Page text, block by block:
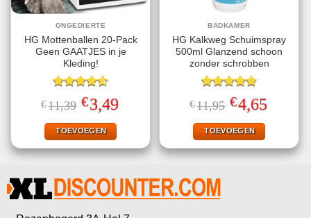
ONGEDIERTE
HG Mottenballen 20-Pack
Geen GAATJES in je
Kleding!
Gewaardeerd
4.63uit 5
€11,39 Oorspronkelijke
prijs
was:
€11,39.
€3,49Huidige
prijs
TOEVOEGEN
BADKAMER
HG Kalkweg Schuimspray
500ml Glanzend schoon
zonder schrobben
Gewaardeerd
4.80uit 5
€11,95 Oorspronkelijke
prijs
was:
€11,95.
€4,65prijs
TOEVOEGEN